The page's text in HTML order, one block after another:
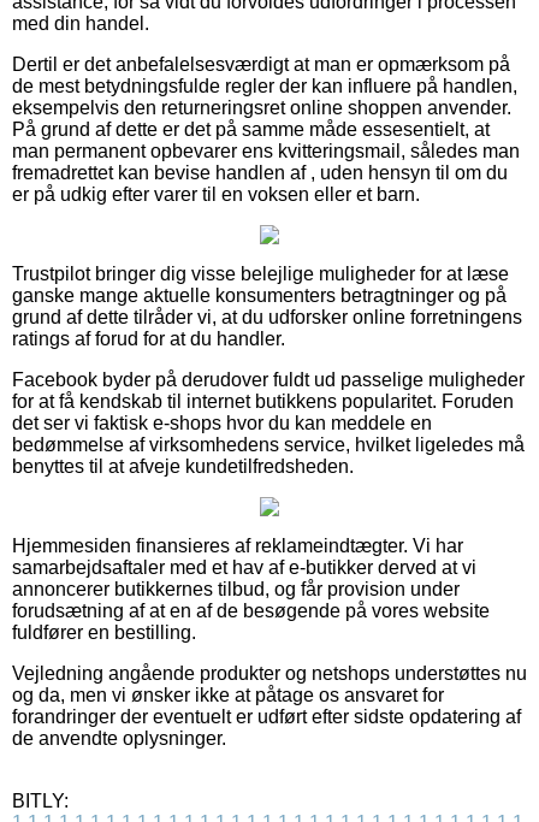
med din handel.
Dertil er det anbefalelsesværdigt at man er opmærksom på
de mest betydningsfulde regler der kan influere på handlen,
eksempelvis den returneringsret online shoppen anvender.
På grund af dette er det på samme måde essesentielt, at
man permanent opbevarer ens kvitteringsmail, således man
fremadrettet kan bevise handlen af , uden hensyn til om du
er på udkig efter varer til en voksen eller et barn.
Trustpilot bringer dig visse belejlige muligheder for at læse
ganske mange aktuelle konsumenters betragtninger og på
grund af dette tilråder vi, at du udforsker online forretningens
ratings af forud for at du handler.
Facebook byder på derudover fuldt ud passelige muligheder
for at få kendskab til internet butikkens popularitet. Foruden
det ser vi faktisk e-shops hvor du kan meddele en
bedømmelse af virksomhedens service, hvilket ligeledes må
benyttes til at afveje kundetilfredsheden.
Hjemmesiden finansieres af reklameindtægter. Vi har
samarbejdsaftaler med et hav af e-butikker derved at vi
annoncerer butikkernes tilbud, og får provision under
forudsætning af at en af de besøgende på vores website
fuldfører en bestilling.
Vejledning angående produkter og netshops understøttes nu
og da, men vi ønsker ikke at påtage os ansvaret for
forandringer der eventuelt er udført efter sidste opdatering af
de anvendte oplysninger.
BITLY: